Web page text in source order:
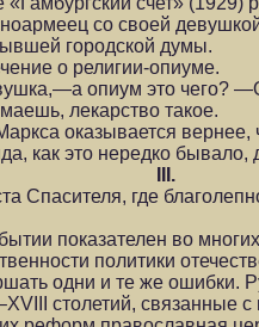
со своей
городской думы.
о религии-опиуме.
опиум это чего?
лекарство такое.
оказывается вернее,
как это нередко бывало,
III.
Спасителя, где
показателен во
политики
одни и те же ошибки.
столетий, связанные